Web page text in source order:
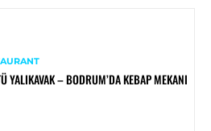
YALIKAVAK – BODRUM’DA KEBAP MEKANI